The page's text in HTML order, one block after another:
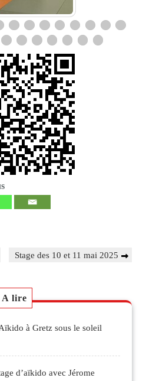
Next
Stage des 10 et 11 mai 2025
A lire
à Gretz sous le soleil
d’aïkido avec Jérome